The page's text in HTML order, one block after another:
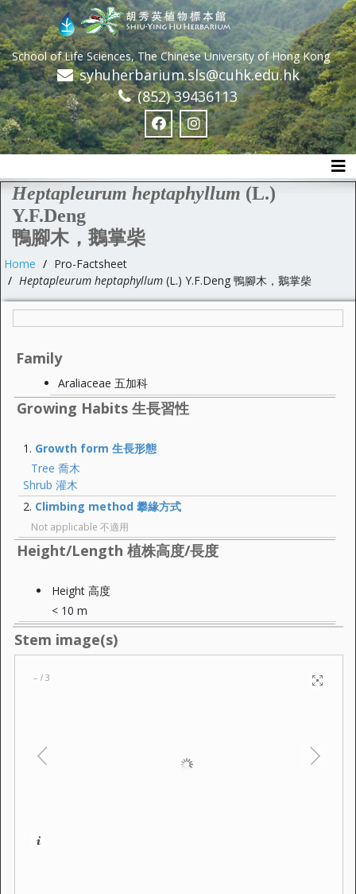
School of Life Sciences, The Chinese University of Hong Kong
syhuherbarium.sls@cuhk.edu.hk
(852) 39436113
Heptapleurum heptaphyllum (L.)
Y.F.Deng
鴨腳木，鵝掌柴
Home
Pro-Factsheet
Heptapleurum heptaphyllum (L.) Y.F.Deng 鴨腳木，鵝掌柴
Family
Araliaceae 五加科
Growing Habits 生長習性
Growth form 生長形態
Tree 喬木
Shrub 灌木
Climbing method 攀緣方式
Not applicable 不適用
Height/Length 植株高度/長度
Height 高度
< 10 m
Stem image(s)
– / 3